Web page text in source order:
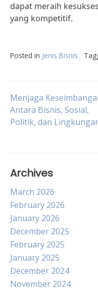
dapat meraih
yang kompetitif.
Posted in Jenis Bisnis
Post
Menjaga
Antara Bisnis, Sosial,
Politik, dan
Archives
March 2026
February 2026
January 2026
December 2025
February 2025
January 2025
December 2024
November 2024